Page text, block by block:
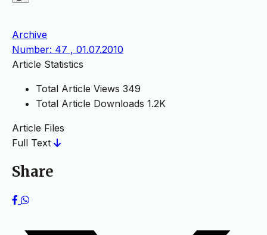
Archive
Number: 47 , 01.07.2010
Article Statistics
Total Article Views 349
Total Article Downloads 1.2K
Article Files
Full Text
Share